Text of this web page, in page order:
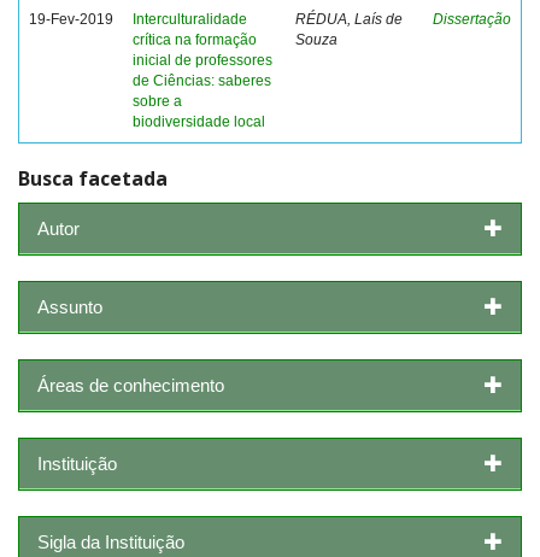
19-Fev-2019
Interculturalidade
crítica na formação
inicial de professores
de Ciências: saberes
sobre a
biodiversidade local
RÉDUA, Laís de
Souza
Dissertação
Busca facetada
Autor
Assunto
Áreas de conhecimento
Instituição
Sigla da Instituição